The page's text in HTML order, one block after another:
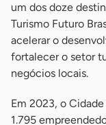
um dos doze
Turismo Futuro
acelerar o
fortalecer o setor
negócios locais.
Em 2023, o
1.795